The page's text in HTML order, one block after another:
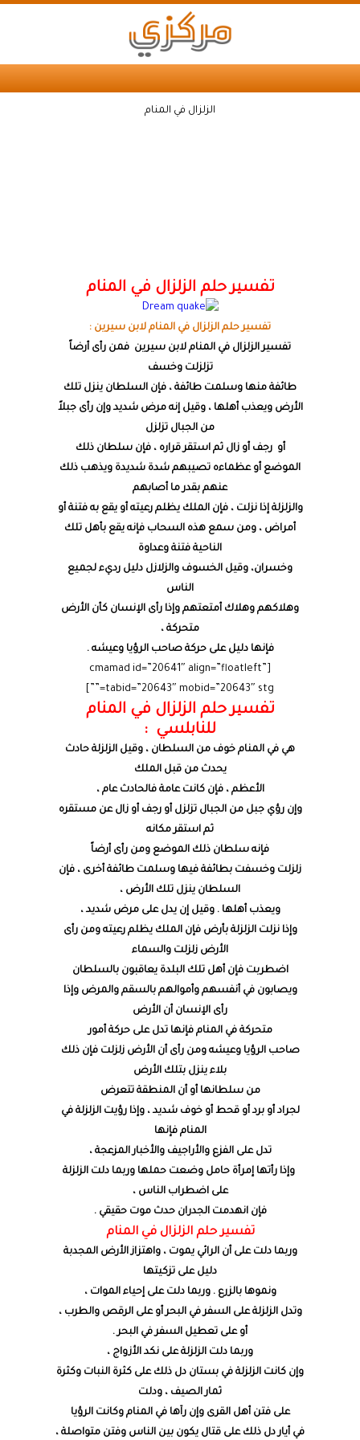
الزلزال في المنام
تفسير حلم الزلزال في المنام
تفسير حلم الزلزال في المنام لابن سيرين :
تفسير الزلزال في المنام لابن سيرين فمن رأى أرضاً
تزلزلت وخسف
طائفة منها وسلمت طائفة ، فإن السلطان ينزل تلك
الأرض ويعذب أهلها ، وقيل إنه مرض شديد وإن رأى جبلاً
من الجبال تزلزل
أو رجف أو زال ثم استقر قراره ، فإن سلطان ذلك
الموضع أو عظماءه تصيبهم شدة شديدة ويذهب ذلك
عنهم بقدر ما أصابهم
والزلزلة إذا نزلت ، فإن الملك يظلم رعيته أو يقع به فتنة أو
أمراض ، ومن سمع هذه السحاب فإنه يقع بأهل تلك
الناحية فتنة وعداوة
وخسران، وقيل الخسوف والزلازل دليل رديء لجميع
الناس
وهلاكهم وهلاك أمتعتهم وإذا رأى الإنسان كأن الأرض
متحركة ،
فإنها دليل على حركة صاحب الرؤيا وعيشه .
[cmamad id=”20641″ align=”floatleft”
tabid=”20643″ mobid=”20643″ stg=””]
تفسير حلم الزلزال في المنام
للنابلسي :
هي في المنام خوف من السلطان ، وقيل الزلزلة حادث
يحدث من قبل الملك
الأعظم ، فإن كانت عامة فالحادث عام ،
وإن رؤي جبل من الجبال تزلزل أو رجف أو زال عن مستقره
ثم استقر مكانه
فإنه سلطان ذلك الموضع ومن رأى أرضاً
زلزلت وخسفت بطائفة فيها وسلمت طائفة أخرى ، فإن
السلطان ينزل تلك الأرض ،
ويعذب أهلها . وقيل إن يدل على مرض شديد ،
وإذا نزلت الزلزلة بأرض فإن الملك يظلم رعيته ومن رأى
الأرض زلزلت والسماء
اضطربت فإن أهل تلك البلدة يعاقبون بالسلطان
ويصابون في أنفسهم وأموالهم بالسقم والمرض وإذا
رأى الإنسان أن الأرض
متحركة في المنام فإنها تدل على حركة أمور
صاحب الرؤيا وعيشه ومن رأى أن الأرض زلزلت فإن ذلك
بلاء ينزل بتلك الأرض
من سلطانها أو أن المنطقة تتعرض
لجراد أو برد أو قحط أو خوف شديد ، وإذا رؤيت الزلزلة في
المنام فإنها
تدل على الفزع والأراجيف والأخبار المزعجة ،
وإذا رأتها إمرأة حامل وضعت حملها وربما دلت الزلزلة
على اضطراب الناس ،
فإن انهدمت الجدران حدث موت حقيقي .
تفسير حلم الزلزال في المنام
وربما دلت على أن الرائي يموت ، واهتزاز الأرض المجدبة
دليل على تزكيتها
ونموها بالزرع . وربما دلت على إحياء الموات ،
وتدل الزلزلة على السفر في البحر أو على الرقص والطرب ،
أو على تعطيل السفر في البحر .
وربما دلت الزلزلة على نكد الأزواج ،
وإن كانت الزلزلة في بستان دل ذلك على كثرة النبات وكثرة
ثمار الصيف ، ودلت
على فتن أهل القرى وإن رآها في المنام وكانت الرؤيا
في أيار دل ذلك على قتال يكون بين الناس وفتن متواصلة ،